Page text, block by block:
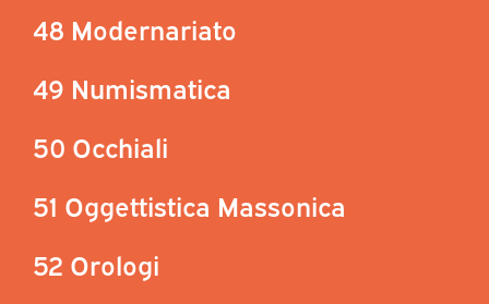
48 Modernariato
49 Numismatica
50 Occhiali
51 Oggettistica Massonica
52 Orologi